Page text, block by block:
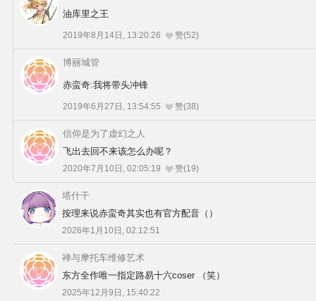
油库里之王
2019年8月14日, 13:20:26 赞(52)
博丽城管
赤蛮奇:我将带头冲锋
2019年6月27日, 13:54:55 赞(38)
信仰是为了虚幻之人
飞出去回不来该怎么办呢？
2020年7月10日, 02:05:19 赞(19)
塔什干
按理来说赤蛮奇其实也有官方配音（）
2026年1月10日, 02:12:51
禅与摩托车维修艺术
东方全作唯一指定路易十六coser （笑）
2025年12月9日, 15:40:22